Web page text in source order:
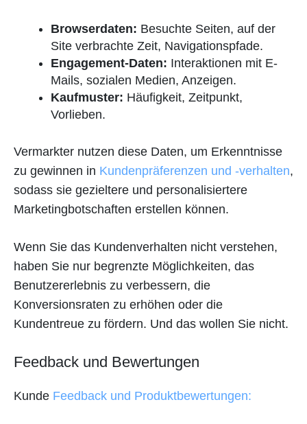
Browserdaten: Besuchte Seiten, auf der
Site verbrachte Zeit, Navigationspfade.
Engagement-Daten: Interaktionen mit E-
Mails, sozialen Medien, Anzeigen.
Kaufmuster: Häufigkeit, Zeitpunkt,
Vorlieben.
Vermarkter nutzen diese Daten, um Erkenntnisse
zu gewinnen in Kundenpräferenzen und -verhalten,
sodass sie gezieltere und personalisiertere
Marketingbotschaften erstellen können.
Wenn Sie das Kundenverhalten nicht verstehen,
haben Sie nur begrenzte Möglichkeiten, das
Benutzererlebnis zu verbessern, die
Konversionsraten zu erhöhen oder die
Kundentreue zu fördern. Und das wollen Sie nicht.
Feedback und Bewertungen
Kunde Feedback und Produktbewertungen: